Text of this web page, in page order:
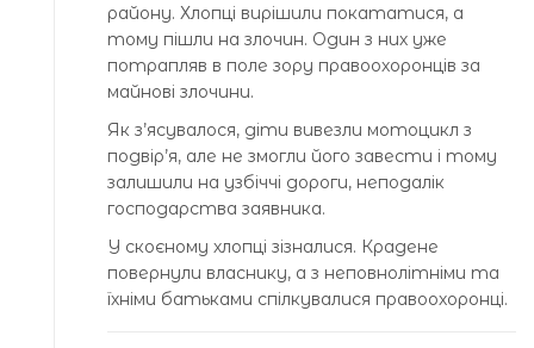
району. Хлопці вирішили покататися, а
тому пішли на злочин. Один з них уже
потрапляв в поле зору правоохоронців за
майнові злочини.
Як з’ясувалося, діти вивезли мотоцикл з
подвір’я, але не змогли його завести і тому
залишили на узбіччі дороги, неподалік
господарства заявника.
У скоєному хлопці зізналися. Крадене
повернули власнику, а з неповнолітніми та
їхніми батьками спілкувалися правоохоронці.